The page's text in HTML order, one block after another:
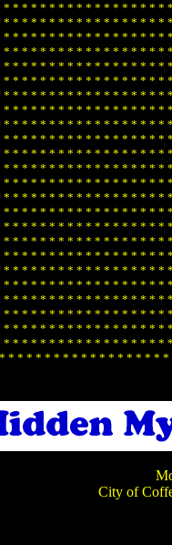
* * * * * * * * * * * * * * * * * * *
* * * * * * * * * * * * * * * * * * *
* * * * * * * * * * * * * * * * * * *
* * * * * * * * * * * * * * * * * * *
* * * * * * * * * * * * * * * * * * *
* * * * * * * * * * * * * * * * * * *
* * * * * * * * * * * * * * * * * * *
* * * * * * * * * * * * * * * * * * *
* * * * * * * * * * * * * * * * * * *
* * * * * * * * * * * * * * * * * * *
* * * * * * * * * * * * * * * * * * *
* * * * * * * * * * * * * * * * * * *
* * * * * * * * * * * * * * * * * * *
* * * * * * * * * * * * * * * * * * *
* * * * * * * * * * * * * * * * * * *
* * * * * * * * * * * * * * * * * * *
* * * * * * * * * * * * * * * * * * *
* * * * * * * * * * * * * * * * * * *
* * * * * * * * * * * * * * * * * * *
* * * * * * * * * * * * * * * * * * *
* * * * * * * * * * * * * * * * * * *
* * * * * * * * * * * * * * * * * * *
* * * * * * * * * * * * * * * * * * *
* * * * * * * * * * * * * * * * * * *
* * * * * * * * * * * * * * * * * * *
City of